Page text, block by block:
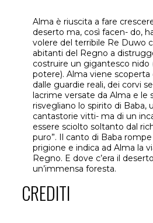
Alma è riuscita a fare
deserto ma, così facen- do,
volere del terribile Re Duwo
abitanti del Regno a
costruire un gigantesco nido
potere). Alma viene
dalle guardie reali, dei corvi
lacrime versate da Alma e le
risvegliano lo spirito di Baba,
cantastorie vitti- ma di un
essere sciolto soltanto dal
puro”. Il canto di Baba
prigione e indica ad Alma la
Regno. E dove c’era il
un’immensa foresta.
CREDITI